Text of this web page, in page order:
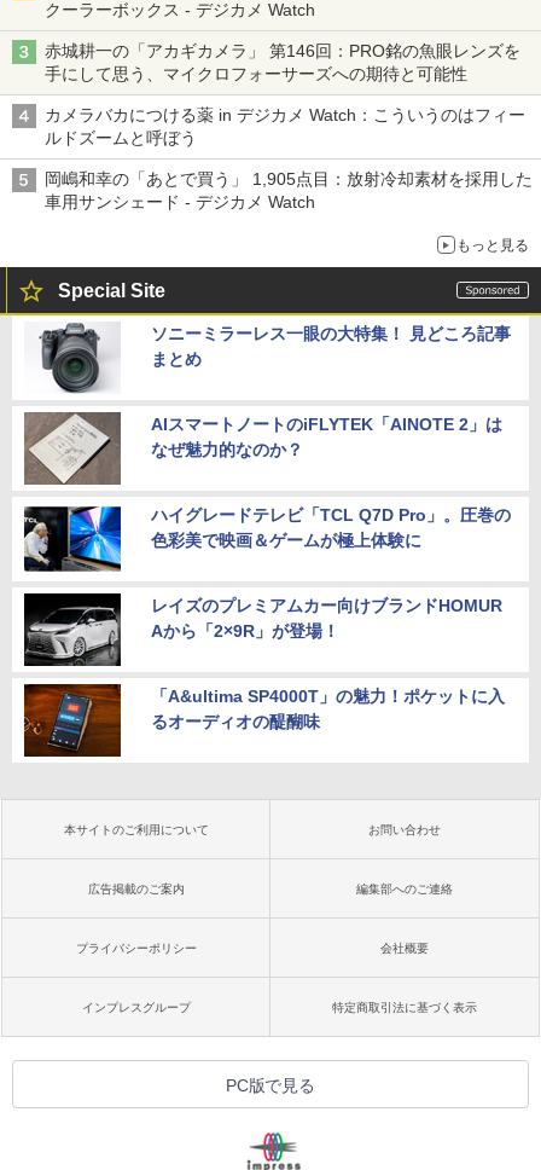
クーラーボックス - デジカメ Watch
赤城耕一の「アカギカメラ」 第146回：PRO銘の魚眼レンズを
手にして思う、マイクロフォーサーズへの期待と可能性
カメラバカにつける薬 in デジカメ Watch：こういうのはフィー
ルドズームと呼ぼう
岡嶋和幸の「あとで買う」 1,905点目：放射冷却素材を採用した
車用サンシェード - デジカメ Watch
もっと見る
Special Site
ソニーミラーレス一眼の大特集！ 見どころ記事
まとめ
AIスマートノートのiFLYTEK「AINOTE 2」は
なぜ魅力的なのか？
ハイグレードテレビ「TCL Q7D Pro」。圧巻の
色彩美で映画＆ゲームが極上体験に
レイズのプレミアムカー向けブランドHOMUR
Aから「2×9R」が登場！
「A&ultima SP4000T」の魅力！ポケットに入
るオーディオの醍醐味
本サイトのご利用について お問い合わせ
広告掲載のご案内 編集部へのご連絡
プライバシーポリシー 会社概要
インプレスグループ 特定商取引法に基づく表示
PC版で見る